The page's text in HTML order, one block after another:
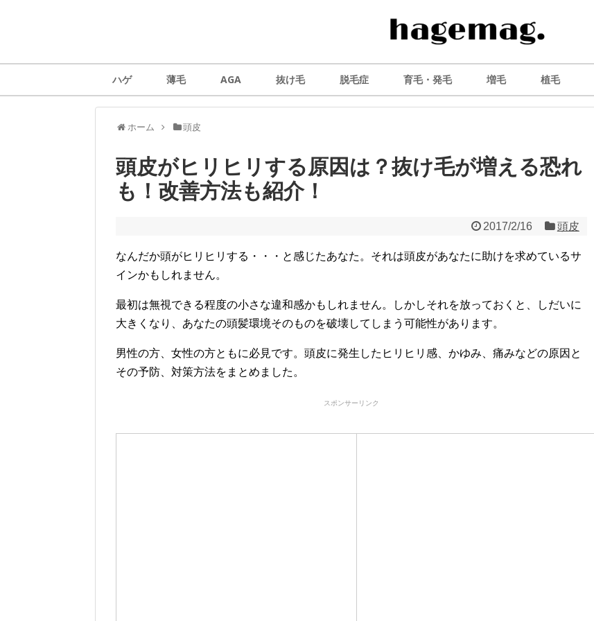
ハゲ 薄毛 AGA 抜け毛 脱毛症 育毛・発毛 増毛 植毛
ホーム 頭皮
頭皮がヒリヒリする原因は？抜け毛が増える恐れ
も！改善方法も紹介！
2017/2/16 頭皮
なんだか頭がヒリヒリする・・・と感じたあなた。それは頭皮があなたに助けを求めているサ
インかもしれません。
最初は無視できる程度の小さな違和感かもしれません。しかしそれを放っておくと、しだいに
大きくなり、あなたの頭髪環境そのものを破壊してしまう可能性があります。
男性の方、女性の方ともに必見です。頭皮に発生したヒリヒリ感、かゆみ、痛みなどの原因と
その予防、対策方法をまとめました。
スポンサーリンク